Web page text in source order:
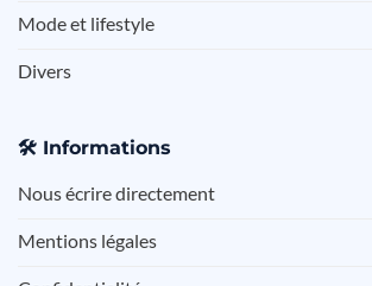
Mode et lifestyle
Divers
🛠️ Informations
Nous écrire directement
Mentions légales